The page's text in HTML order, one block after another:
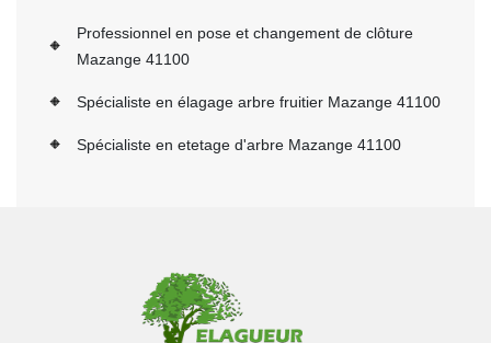
Professionnel en pose et changement de clôture
Mazange 41100
Spécialiste en élagage arbre fruitier Mazange 41100
Spécialiste en etetage d'arbre Mazange 41100